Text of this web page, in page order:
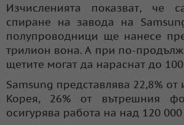
Изчисленията показват, че
спиране на завода на
полупроводници ще нанесе
трилион вона. А при по-
щетите могат да нараснат до
Samsung представлява 22,8%
Корея, 26% от вътрешния
осигурява работа на над 120